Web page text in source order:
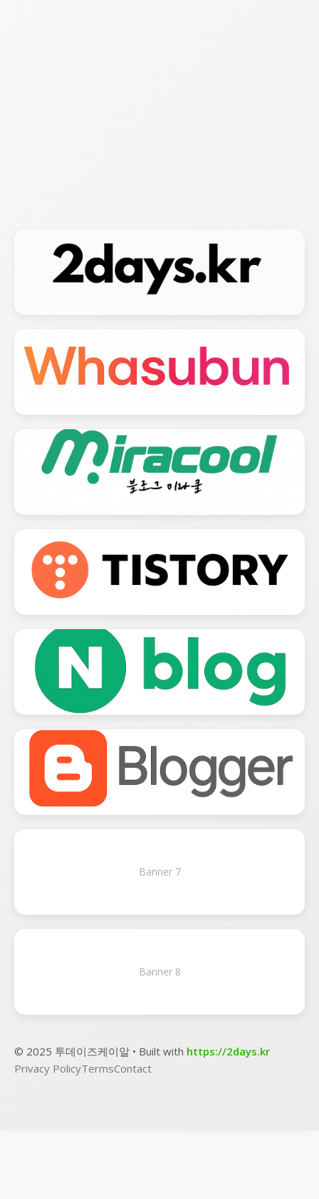
Banner 7
Banner 8
© 2025 투데이즈케이알 • Built with https://2days.kr
Privacy PolicyTermsContact